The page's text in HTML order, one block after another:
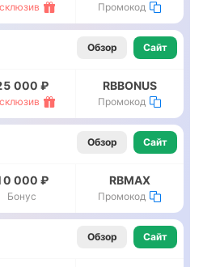
Промокод
Обзор Сайт
000 ₽ RBBONUS
Промокод
Обзор Сайт
000 ₽
Бонус
RBMAX
Промокод
Обзор Сайт